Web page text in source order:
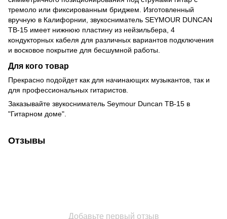
тремоло или фиксированным бриджем. Изготовленный
вручную в Калифорнии, звукосниматель SEYMOUR DUNCAN
TB-15 имеет нижнюю пластину из нейзильбера, 4
кондукторных кабеля для различных вариантов подключения
и восковое покрытие для бесшумной работы.
Для кого товар
Прекрасно подойдет как для начинающих музыкантов, так и
для профессиональных гитаристов.
Заказывайте звукосниматель Seymour Duncan TB-15 в
"Гитарном доме".
Отзывы
Добавьте первый отзыв